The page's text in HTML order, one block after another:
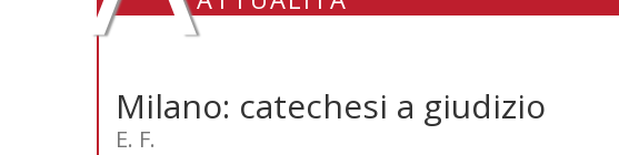
Milano: catechesi a giudizio
E. F.